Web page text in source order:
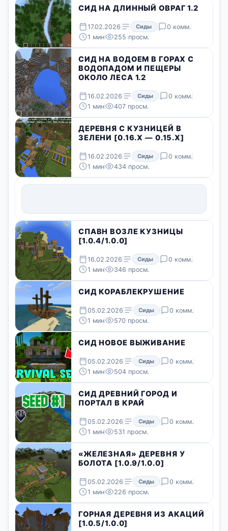
СИД НА ДЛИННЫЙ ОВРАГ 1.2
17.02.2026 Сиды
0 комм.
1 мин
255 просм.
СИД НА ВОДОЕМ В ГОРАХ С
ВОДОПАДОМ И ПЕЩЕРЫ
ОКОЛО ЛЕСА 1.2
16.02.2026 Сиды
0 комм.
1 мин
407 просм.
ДЕРЕВНЯ С КУЗНИЦЕЙ В
ЗЕЛЕНИ [0.16.X — 0.15.X]
16.02.2026 Сиды
0 комм.
1 мин
434 просм.
СПАВН ВОЗЛЕ КУЗНИЦЫ
[1.0.4/1.0.0]
16.02.2026 Сиды
0 комм.
1 мин
346 просм.
СИД КОРАБЛЕКРУШЕНИЕ
05.02.2026 Сиды
0 комм.
1 мин
570 просм.
СИД НОВОЕ ВЫЖИВАНИЕ
05.02.2026 Сиды
0 комм.
1 мин
504 просм.
СИД ДРЕВНИЙ ГОРОД И
ПОРТАЛ В КРАЙ
05.02.2026 Сиды
0 комм.
1 мин
531 просм.
«ЖЕЛЕЗНАЯ» ДЕРЕВНЯ У
БОЛОТА [1.0.9/1.0.0]
05.02.2026 Сиды
0 комм.
1 мин
226 просм.
ГОРНАЯ ДЕРЕВНЯ ИЗ АКАЦИЙ
[1.0.5/1.0.0]